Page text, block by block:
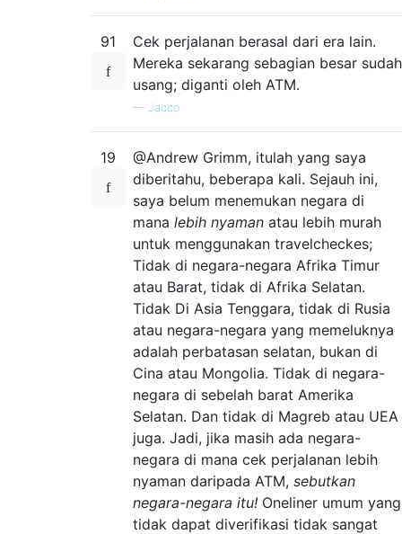
91
Cek perjalanan berasal dari era lain.
Mereka sekarang sebagian besar sudah
usang; diganti oleh ATM.
— Jacco
19
@Andrew Grimm, itulah yang saya
diberitahu, beberapa kali. Sejauh ini,
saya belum menemukan negara di
mana lebih nyaman atau lebih murah
untuk menggunakan travelcheckes;
Tidak di negara-negara Afrika Timur
atau Barat, tidak di Afrika Selatan.
Tidak Di Asia Tenggara, tidak di Rusia
atau negara-negara yang memeluknya
adalah perbatasan selatan, bukan di
Cina atau Mongolia. Tidak di negara-
negara di sebelah barat Amerika
Selatan. Dan tidak di Magreb atau UEA
juga. Jadi, jika masih ada negara-
negara di mana cek perjalanan lebih
nyaman daripada ATM, sebutkan
negara-negara itu! Oneliner umum yang
tidak dapat diverifikasi tidak sangat